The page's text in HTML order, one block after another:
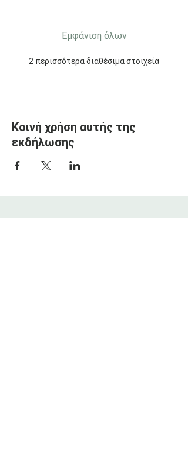
2 περισσότερα διαθέσιμα στοιχεία
Εμφάνιση όλων
Κοινή χρήση αυτής της
εκδήλωσης
DLUX